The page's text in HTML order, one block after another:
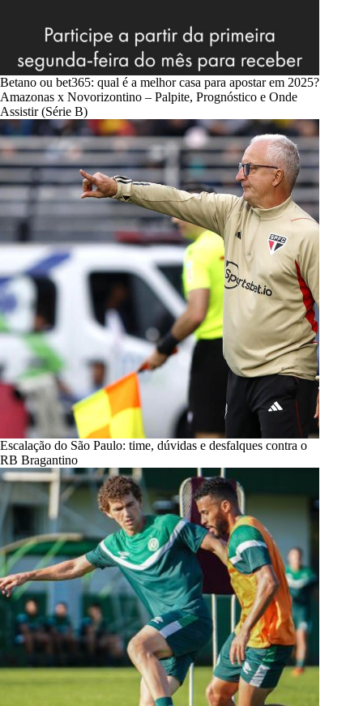
Betano ou bet365: qual é a melhor casa para apostar em 2025?
Amazonas x Novorizontino – Palpite, Prognóstico e Onde
Assistir (Série B)
Escalação do São Paulo: time, dúvidas e desfalques contra o
RB Bragantino